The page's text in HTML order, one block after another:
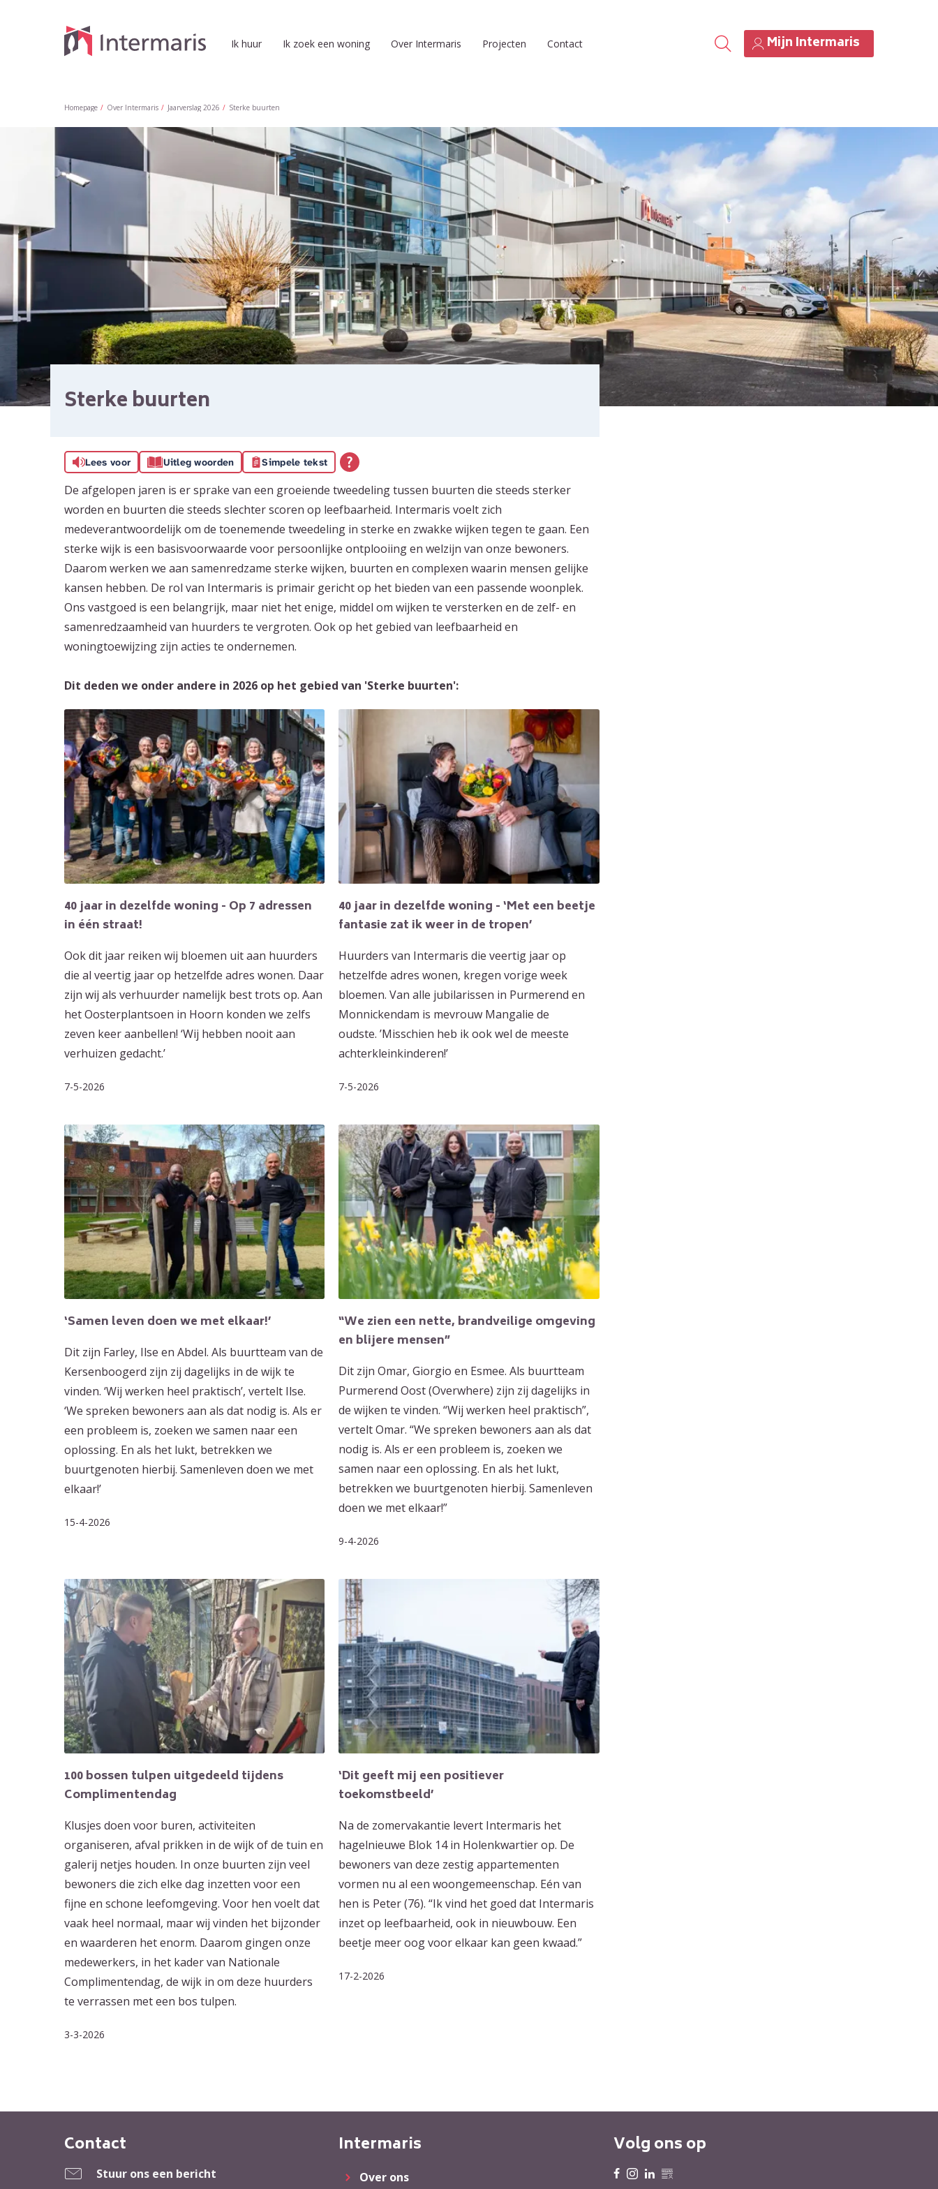
Naar hoofdinhoud
Naar hoofdnavigatiemenu
Naar zoeken
Naar de homepage
Ik huur Ik zoek een woning Over Intermaris Projecten Contact Mijn Intermaris
Homepage Over Intermaris Jaarverslag 2026 Sterke buurten
Sterke buurten
Lees voor Uitleg woorden Simpele tekst
De afgelopen jaren is er sprake van een groeiende tweedeling tussen buurten die steeds sterker
worden en buurten die steeds slechter scoren op leefbaarheid. Intermaris voelt zich
medeverantwoordelijk om de toenemende tweedeling in sterke en zwakke wijken tegen te gaan. Een
sterke wijk is een basisvoorwaarde voor persoonlijke ontplooiing en welzijn van onze bewoners.
Daarom werken we aan samenredzame sterke wijken, buurten en complexen waarin mensen gelijke
kansen hebben. De rol van Intermaris is primair gericht op het bieden van een passende woonplek.
Ons vastgoed is een belangrijk, maar niet het enige, middel om wijken te versterken en de zelf- en
samenredzaamheid van huurders te vergroten. Ook op het gebied van leefbaarheid en
woningtoewijzing zijn acties te ondernemen.
Dit deden we onder andere in 2026 op het gebied van 'Sterke buurten':
40 jaar in dezelfde woning - Op 7 adressen
in één straat!
7-5-2026
Ook dit jaar reiken wij bloemen uit aan huurders
die al veertig jaar op hetzelfde adres wonen. Daar
zijn wij als verhuurder namelijk best trots op. Aan
het Oosterplantsoen in Hoorn konden we zelfs
zeven keer aanbellen! ‘Wij hebben nooit aan
verhuizen gedacht.’
40 jaar in dezelfde woning - ‘Met een beetje
fantasie zat ik weer in de tropen’
7-5-2026
Huurders van Intermaris die veertig jaar op
hetzelfde adres wonen, kregen vorige week
bloemen. Van alle jubilarissen in Purmerend en
Monnickendam is mevrouw Mangalie de
oudste. ’Misschien heb ik ook wel de meeste
achterkleinkinderen!’
‘Samen leven doen we met elkaar!’
15-4-2026
Dit zijn Farley, Ilse en Abdel. Als buurtteam van de
Kersenboogerd zijn zij dagelijks in de wijk te
vinden. ‘Wij werken heel praktisch’, vertelt Ilse.
‘We spreken bewoners aan als dat nodig is. Als er
een probleem is, zoeken we samen naar een
oplossing. En als het lukt, betrekken we
buurtgenoten hierbij. Samenleven doen we met
elkaar!’
“We zien een nette, brandveilige omgeving
en blijere mensen”
9-4-2026
Dit zijn Omar, Giorgio en Esmee. Als buurtteam
Purmerend Oost (Overwhere) zijn zij dagelijks in
de wijken te vinden. “Wij werken heel praktisch”,
vertelt Omar. “We spreken bewoners aan als dat
nodig is. Als er een probleem is, zoeken we
samen naar een oplossing. En als het lukt,
betrekken we buurtgenoten hierbij. Samenleven
doen we met elkaar!”
100 bossen tulpen uitgedeeld tijdens
Complimentendag
3-3-2026
Klusjes doen voor buren, activiteiten
organiseren, afval prikken in de wijk of de tuin en
galerij netjes houden. In onze buurten zijn veel
bewoners die zich elke dag inzetten voor een
fijne en schone leefomgeving. Voor hen voelt dat
vaak heel normaal, maar wij vinden het bijzonder
en waarderen het enorm. Daarom gingen onze
medewerkers, in het kader van Nationale
Complimentendag, de wijk in om deze huurders
te verrassen met een bos tulpen.
‘Dit geeft mij een positiever
toekomstbeeld’
17-2-2026
Na de zomervakantie levert Intermaris het
hagelnieuwe Blok 14 in Holenkwartier op. De
bewoners van deze zestig appartementen
vormen nu al een woongemeenschap. Eén van
hen is Peter (76). “Ik vind het goed dat Intermaris
inzet op leefbaarheid, ook in nieuwbouw. Een
beetje meer oog voor elkaar kan geen kwaad.”
Contactinformatie
Contact
Stuur ons een bericht
Intermaris
Over ons
Volg ons op